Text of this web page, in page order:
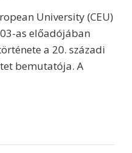
University (CEU)
as előadójában
a 20. századi
bemutatója. A